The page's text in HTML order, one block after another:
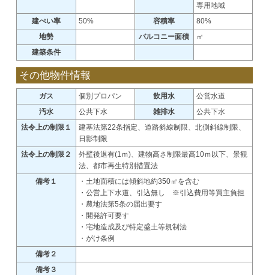
専用地域
建ぺい率
50% 容積率
80%
地勢
バルコニー面積
㎡
建築条件
その他物件情報
ガス 個別プロパン 飲用水
公営水道
汚水
公共下水 雑排水
公共下水
法令上の制限１
建基法第22条指定、道路斜線制限、北側斜線制限、
日影制限
法令上の制限２
外壁後退有(1ｍ)、建物高さ制限最高10ｍ以下、景観
法、都市再生特別措置法
備考１
・土地面積には傾斜地約350㎡を含む
・公営上下水道、引込無し ※引込費用等買主負担
・農地法第5条の届出要す
・開発許可要す
・宅地造成及び特定盛土等規制法
・がけ条例
備考２
備考３